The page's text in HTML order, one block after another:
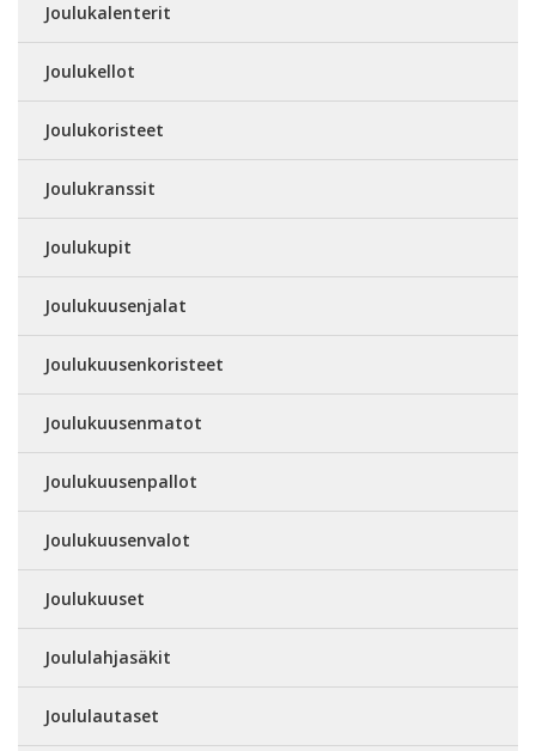
Joulukalenterit
Joulukellot
Joulukoristeet
Joulukranssit
Joulukupit
Joulukuusenjalat
Joulukuusenkoristeet
Joulukuusenmatot
Joulukuusenpallot
Joulukuusenvalot
Joulukuuset
Joululahjasäkit
Joululautaset